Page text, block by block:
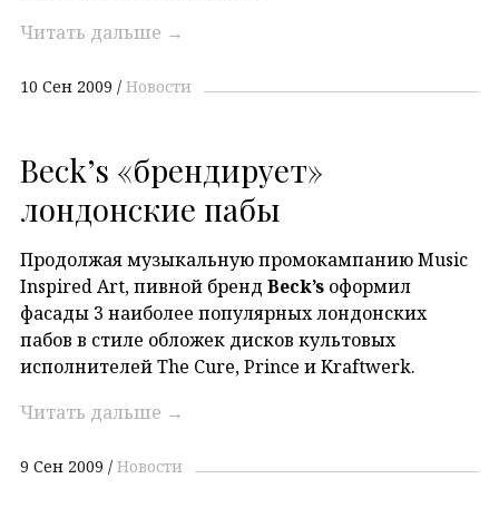
Читать дальше →
10 Сен 2009 Новости
Beck’s «брендирует»
лондонские пабы
Продолжая музыкальную промокампанию Music
Inspired Art, пивной бренд Beck’s оформил
фасады 3 наиболее популярных лондонских
пабов в стиле обложек дисков культовых
исполнителей The Cure, Prince и Kraftwerk.
Читать дальше →
9 Сен 2009 Новости